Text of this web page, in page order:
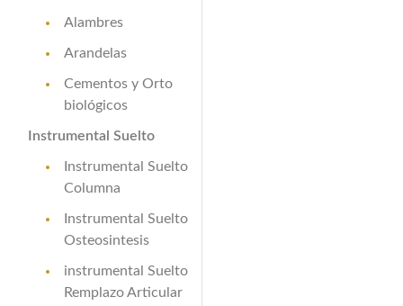
Alambres
Arandelas
Cementos y Orto
biológicos
Instrumental Suelto
Instrumental Suelto
Columna
Instrumental Suelto
Osteosintesis
instrumental Suelto
Remplazo Articular